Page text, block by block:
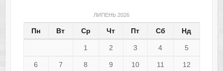
ЛИПЕНЬ 2026
Пн Вт Ср Чт Пт Сб Нд
1 2 3 4 5
6 7 8 9 10 11 12